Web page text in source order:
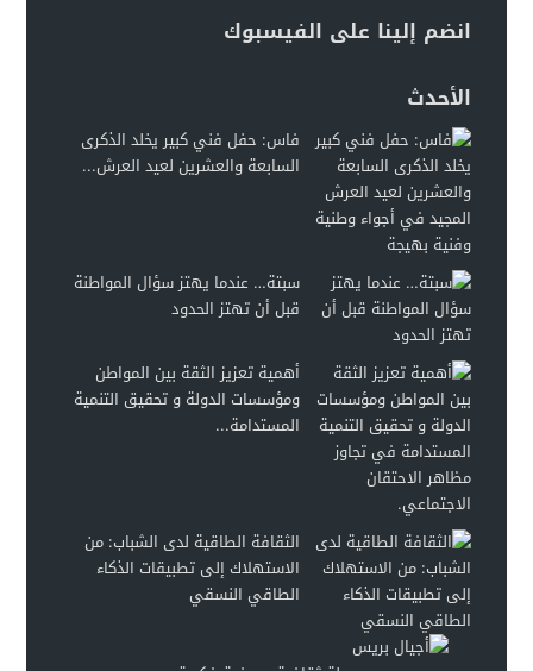
انضم إلينا على الفيسبوك
الأحدث
فاس: حفل فني كبير يخلد الذكرى
السابعة والعشرين لعيد العرش...
سبتة… عندما يهتز سؤال المواطنة
قبل أن تهتز الحدود
أهمية تعزيز الثقة بين المواطن
ومؤسسات الدولة و تحقيق التنمية
المستدامة...
الثقافة الطاقية لدى الشباب: من
الاستهلاك إلى تطبيقات الذكاء
الطاقي النسقي